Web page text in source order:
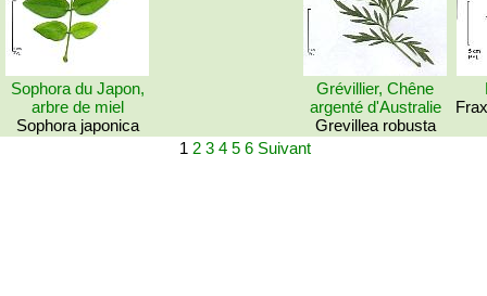
Sophora du Japon,
arbre de miel
Sophora japonica
Grévillier, Chêne
argenté d'Australie
Grevillea robusta
1 2 3 4 5 6 Suivant